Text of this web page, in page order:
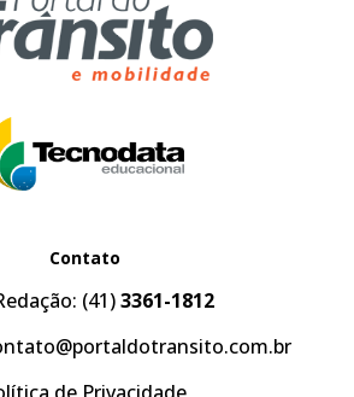
Contato
(41)3361-1812